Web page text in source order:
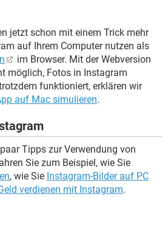
jetzt schon mit einem Trick mehr
auf Ihrem Computer nutzen als
im Browser. Mit der Webversion
möglich, Fotos in Instagram
funktioniert, erklären wir
auf Mac simulieren.
Tipps zur Verwendung von
Sie zum Beispiel, wie Sie
, wie Sie Instagram-Bilder auf PC
verdienen mit Instagram.